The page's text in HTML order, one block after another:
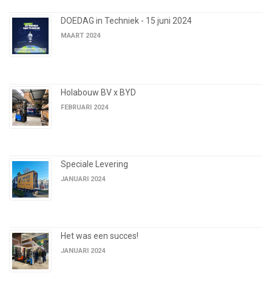
DOEDAG in Techniek - 15 juni 2024
MAART 2024
Holabouw BV x BYD
FEBRUARI 2024
Speciale Levering
JANUARI 2024
Het was een succes!
JANUARI 2024